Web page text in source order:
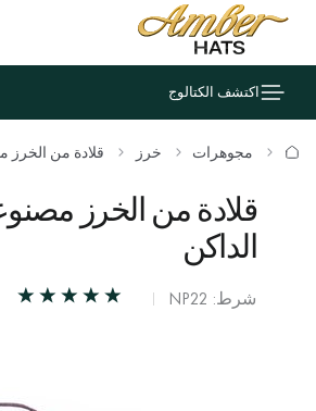
اكتشف الكتالوج
مجوهرات خرز قلادة من الخرز
قلادة من الخرز
الداكن
شرط: NP22